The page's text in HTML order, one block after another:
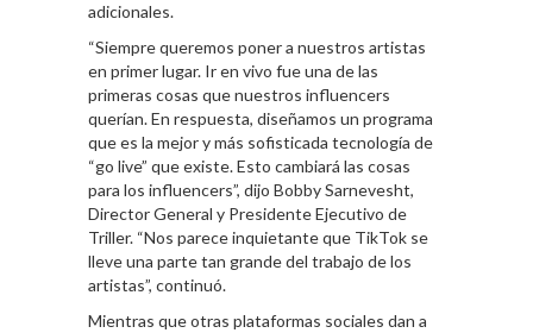
adicionales.
“Siempre queremos poner a nuestros artistas
en primer lugar. Ir en vivo fue una de las
primeras cosas que nuestros influencers
querían. En respuesta, diseñamos un programa
que es la mejor y más sofisticada tecnología de
“go live” que existe. Esto cambiará las cosas
para los influencers”, dijo Bobby Sarnevesht,
Director General y Presidente Ejecutivo de
Triller. “Nos parece inquietante que TikTok se
lleve una parte tan grande del trabajo de los
artistas”, continuó.
Mientras que otras plataformas sociales dan a